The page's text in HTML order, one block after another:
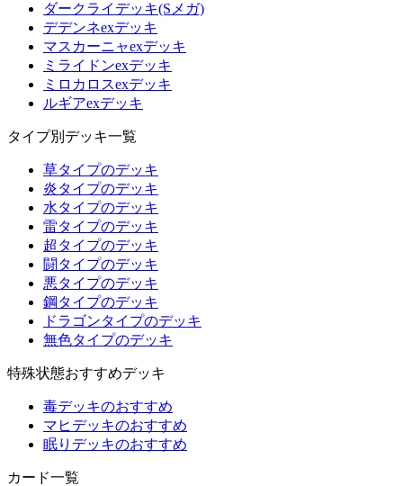
ダークライデッキ(Sメガ)
デデンネexデッキ
マスカーニャexデッキ
ミライドンexデッキ
ミロカロスexデッキ
ルギアexデッキ
タイプ別デッキ一覧
草タイプのデッキ
炎タイプのデッキ
水タイプのデッキ
雷タイプのデッキ
超タイプのデッキ
闘タイプのデッキ
悪タイプのデッキ
鋼タイプのデッキ
ドラゴンタイプのデッキ
無色タイプのデッキ
特殊状態おすすめデッキ
毒デッキのおすすめ
マヒデッキのおすすめ
眠りデッキのおすすめ
カード一覧